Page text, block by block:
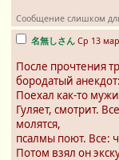
Сообщение слишком
名無しさん Ср 13
После прочтения
бородатый анекдот:
Поехал как-то
Гуляет, смотрит.
молятся,
псалмы поют. Всe:
Потом взял он